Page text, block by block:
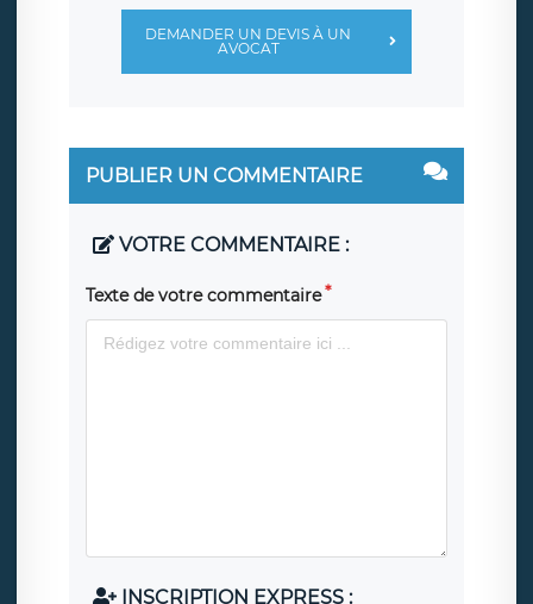
DEMANDER UN DEVIS À UN
AVOCAT
PUBLIER UN COMMENTAIRE
VOTRE COMMENTAIRE :
Texte de votre commentaire
INSCRIPTION EXPRESS :